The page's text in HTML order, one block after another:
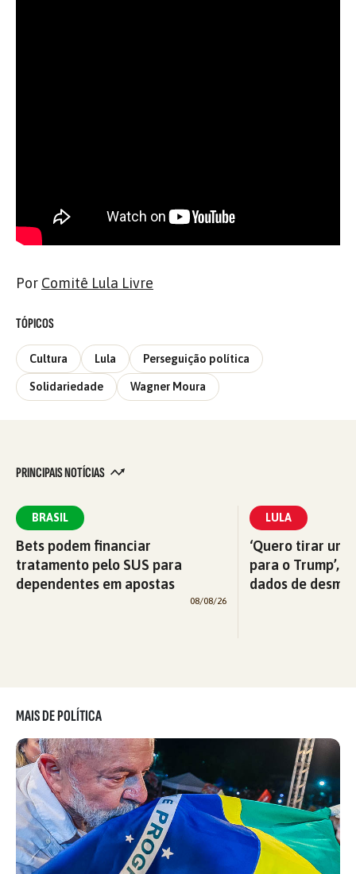
Por Comitê Lula Livre
TÓPICOS
Cultura Lula Perseguição política
Solidariedade Wagner Moura
PRINCIPAIS NOTÍCIAS
BRASIL
Bets podem financiar
tratamento pelo SUS para
dependentes em apostas
08/08/26
LULA
‘Quero tirar
para o Trump’,
dados de
MAIS DE POLÍTICA